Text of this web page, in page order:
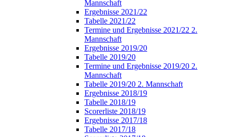
Mannschaft
Ergebnisse 2021/22
Tabelle 2021/22
Termine und Ergebnisse 2021/22 2.
Mannschaft
Ergebnisse 2019/20
Tabelle 2019/20
Termine und Ergebnisse 2019/20 2.
Mannschaft
Tabelle 2019/20 2. Mannschaft
Ergebnisse 2018/19
Tabelle 2018/19
Scorerliste 2018/19
Ergebnisse 2017/18
Tabelle 2017/18